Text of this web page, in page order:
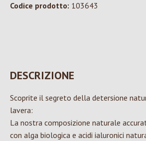
Codice prodotto: 103643
DESCRIZIONE
Scoprite il segreto della detersione
lavera:
La nostra composizione naturale
con alga biologica e acidi ialuronici